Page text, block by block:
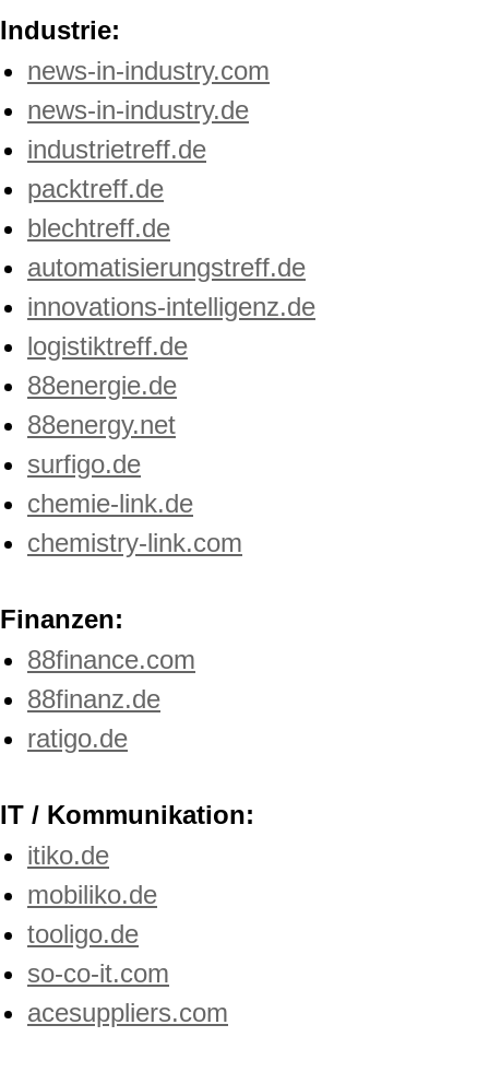
Industrie:
news-in-industry.com
news-in-industry.de
industrietreff.de
packtreff.de
blechtreff.de
automatisierungstreff.de
innovations-intelligenz.de
logistiktreff.de
88energie.de
88energy.net
surfigo.de
chemie-link.de
chemistry-link.com
Finanzen:
88finance.com
88finanz.de
ratigo.de
IT / Kommunikation:
itiko.de
mobiliko.de
tooligo.de
so-co-it.com
acesuppliers.com